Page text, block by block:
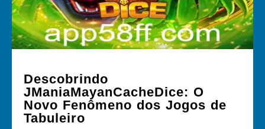
Descobrindo
JManiaMayanCacheDice: O
Novo Fenômeno dos Jogos de
Tabuleiro